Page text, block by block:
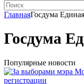
ГлавнаяГосдума
Госдума
Популярные новости